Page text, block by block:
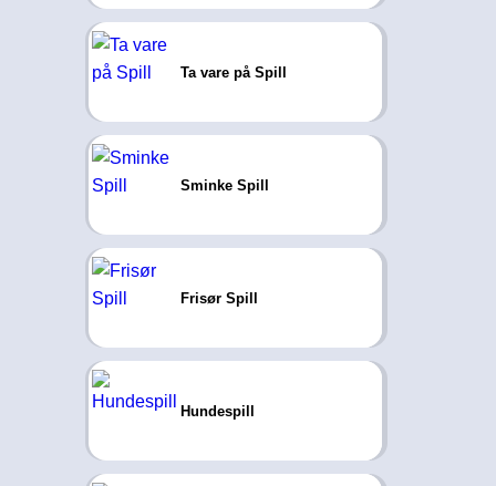
Ta vare på Spill
Sminke Spill
Frisør Spill
Hundespill